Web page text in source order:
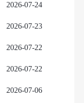
2026-07-24
2026-07-23
2026-07-22
2026-07-22
2026-07-06